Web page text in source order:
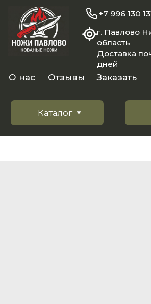
область
Доставка почтой и Сдэк от 3
Поиск
Каталог
Заказать
+7 996 130 131 1